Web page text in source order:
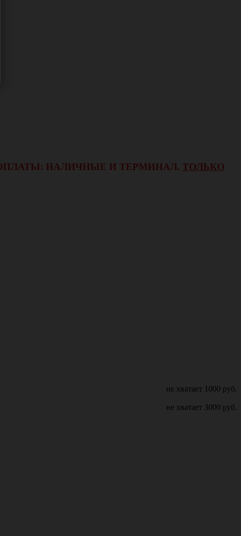
ОПЛАТЫ: НАЛИЧНЫЕ И ТЕРМИНАЛ. ТОЛЬКО
не хватает 1000 руб.
не хватает 3000 руб.